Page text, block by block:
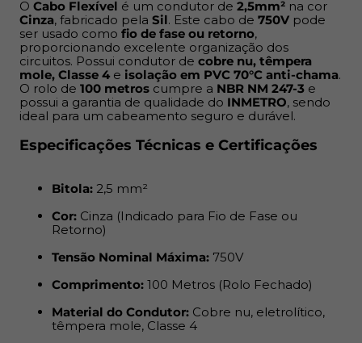
Material do Condutor: Cobre nu, eletrolítico,
têmpera mole, Classe 4
Material da Isolação:Composto termoplástico PVC
70°C (Anti-Chama)
Corrente Máxima Sugerida:24A
Normas Aplicáveis:NBR NM 247-3
(segurança e qualidade garantidas)
Vantagens de Escolher Sil 2,5mm Cinza
Fácil Instalação:Sua alta flexibilidade (Classe 4)
facilita a passagem por eletrodutos, economizando
O Cabo Flexível é um condutor de 2,5mm² na cor
Cinza, fabricado pela Sil. Este cabo de 750V pode
ser usado como fio de fase ou retorno,
proporcionando excelente organização dos
circuitos. Possui condutor de cobre nu, têmpera
mole, Classe 4 e isolação em PVC 70°C anti-chama.
O rolo de 100 metros cumpre a NBR NM 247-3 e
possui a garantia de qualidade do INMETRO, sendo
ideal para um cabeamento seguro e durável.
Especificações Técnicas e Certificações
Bitola: 2,5 mm²
Cor: Cinza (Indicado para Fio de Fase ou
Retorno)
Tensão Nominal Máxima: 750V
Comprimento: 100 Metros (Rolo Fechado)
Material do Condutor: Cobre nu, eletrolítico,
têmpera mole, Classe 4